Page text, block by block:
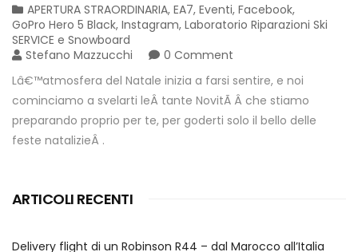
APERTURA STRAORDINARIA, EA7, Eventi, Facebook,
GoPro Hero 5 Black, Instagram, Laboratorio Riparazioni Ski
SERVICE e Snowboard
Stefano Mazzucchi
0 Comment
Lâ€™atmosfera del Natale inizia a farsi sentire, e noi
cominciamo a svelarti leÂ tante NovitÃ Â che stiamo
preparando proprio per te, per goderti solo il bello delle
feste natalizieÂ .
ARTICOLI RECENTI
Delivery flight di un Robinson R44 – dal Marocco all’Italia